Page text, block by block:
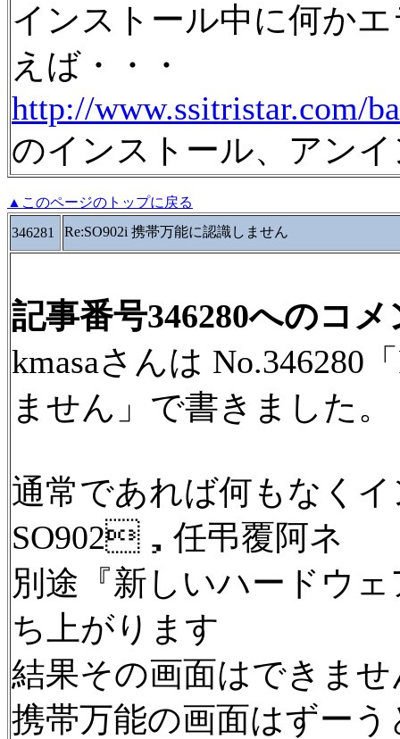
インストール中に何か
えば・・・
http://www.ssitristar.com/
のインストール、アン
▲このページのトップに戻る
346281
Re:SO902i 携帯万能に認識しません
記事番号346280へのコメ
kmasaさんは No.346280
ません」で書きました。
通常であれば何もなく
SO902，任弔覆阿ネ
別途『新しいハードウ
ち上がります
結果その画面はできま
携帯万能の画面はずー